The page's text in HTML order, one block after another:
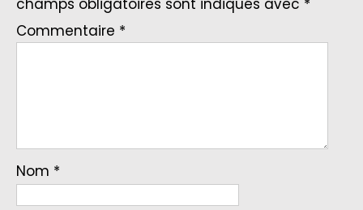
Commentaire *
Nom *